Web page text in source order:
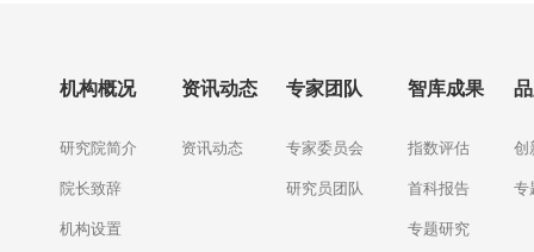
机构概况
研究院简介
院长致辞
机构设置
资讯动态
资讯动态
专家团队
专家委员会
研究员团队
智库成果
指数评估
首科报告
专题研究
创
专